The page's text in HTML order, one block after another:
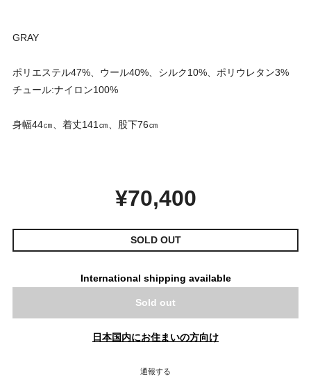
GRAY
ポリエステル47%、ウール40%、シルク10%、ポリウレタン3%
チュール:ナイロン100%
身幅44㎝、着丈141㎝、股下76㎝
¥70,400
SOLD OUT
International shipping available
Sold out
日本国内にお住まいの方向け
通報する